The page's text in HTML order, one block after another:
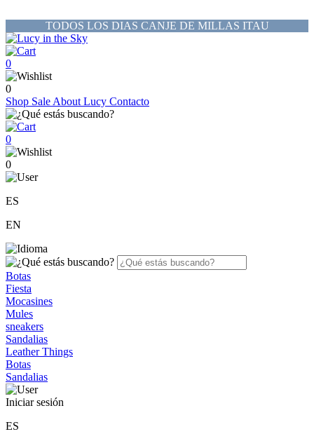
TODOS LOS DIAS CANJE DE MILLAS ITAU
0
0
Shop Sale About Lucy Contacto
0
0
ES
EN
Botas
Fiesta
Mocasines
Mules
sneakers
Sandalias
Leather Things
Botas
Sandalias
Iniciar sesión
ES